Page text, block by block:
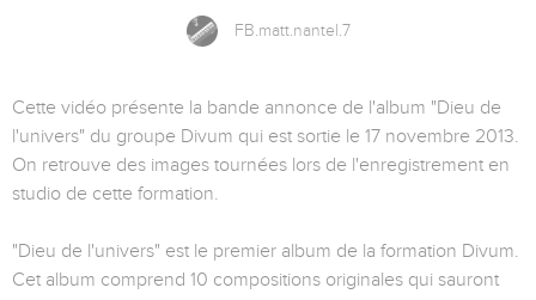
FB.matt.nantel.7
Cette vidéo présente la bande annonce de l'album "Dieu de
l'univers" du groupe Divum qui est sortie le 17 novembre 2013.
On retrouve des images tournées lors de l'enregistrement en
studio de cette formation.
"Dieu de l'univers" est le premier album de la formation Divum.
Cet album comprend 10 compositions originales qui sauront